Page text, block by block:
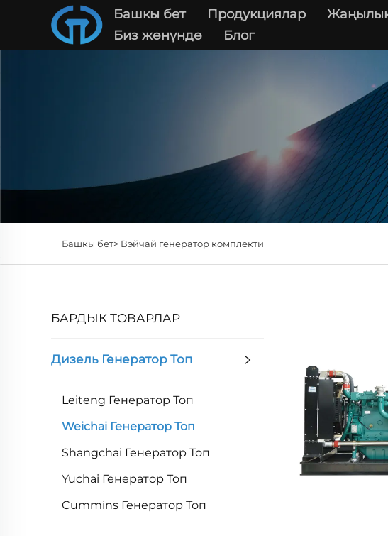
Башкы бет Продукциялар
Биз жөнүндө
Блог
Башкы бет> Вэйчай генератор комплекти
БАРДЫК ТОВАРЛАР
Дизель Генератор Топ
Leiteng Генератор Топ
Weichai Генератор Топ
Shangchai Генератор Топ
Yuchai Генератор Топ
Cummins Генератор Топ